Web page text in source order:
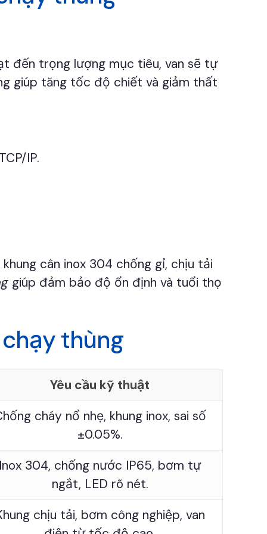
đến trọng lượng mục tiêu, van sẽ tự
giúp tăng tốc độ chiết và giảm thất
IP.
cân inox 304 chống gỉ, chịu tải
giúp đảm bảo độ ổn định và tuổi thọ
thùng
Yêu cầu kỹ thuật
cháy nổ nhẹ, khung inox, sai số
±0.05%.
Inox 304, chống nước IP65, bơm tự
ngắt, LED rõ nét.
chịu tải, bơm công nghiệp, van